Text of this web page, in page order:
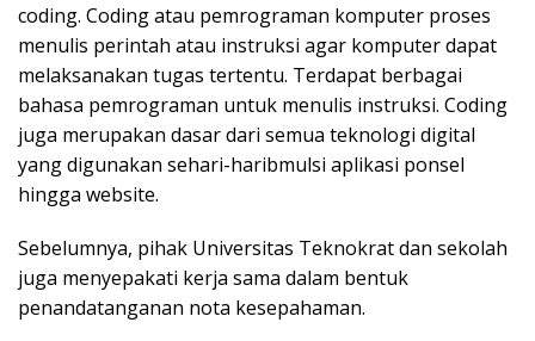
coding. Coding atau pemrograman komputer proses
menulis perintah atau instruksi agar komputer dapat
melaksanakan tugas tertentu. Terdapat berbagai
bahasa pemrograman untuk menulis instruksi. Coding
juga merupakan dasar dari semua teknologi digital
yang digunakan sehari-haribmulsi aplikasi ponsel
hingga website.
Sebelumnya, pihak Universitas Teknokrat dan sekolah
juga menyepakati kerja sama dalam bentuk
penandatanganan nota kesepahaman.